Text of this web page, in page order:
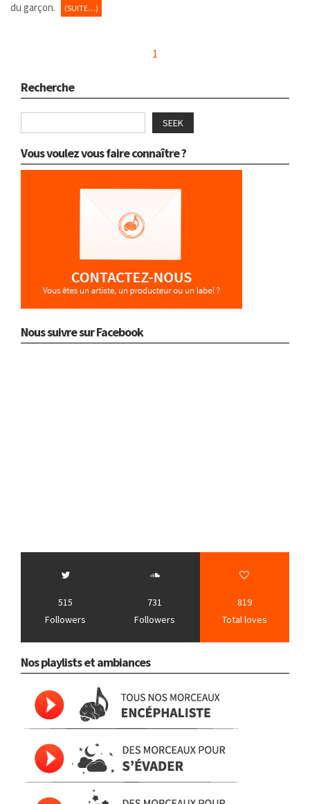
du garçon.
(SUITE…)
1
Recherche
SEEK
Vous voulez vous faire connaître ?
Nous suivre sur Facebook
515
Followers
731
Followers
819
Total loves
Nos playlists et ambiances